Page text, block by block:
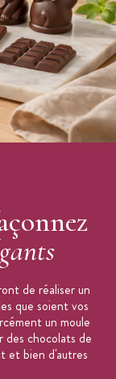
de réaliser un
que soient vos
un moule
des chocolats de
et bien d'autres